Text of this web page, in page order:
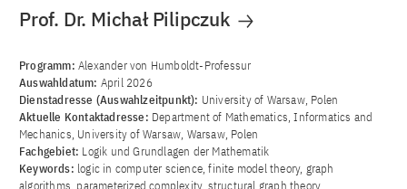
Prof. Dr. Michał Pilipczuk
Programm: Alexander von Humboldt-Professur
Auswahldatum: April 2026
Dienstadresse (Auswahlzeitpunkt): University of Warsaw, Polen
Aktuelle Kontaktadresse: Department of Mathematics, Informatics and
Mechanics, University of Warsaw, Warsaw, Polen
Fachgebiet: Logik und Grundlagen der Mathematik
Keywords: logic in computer science, finite model theory, graph